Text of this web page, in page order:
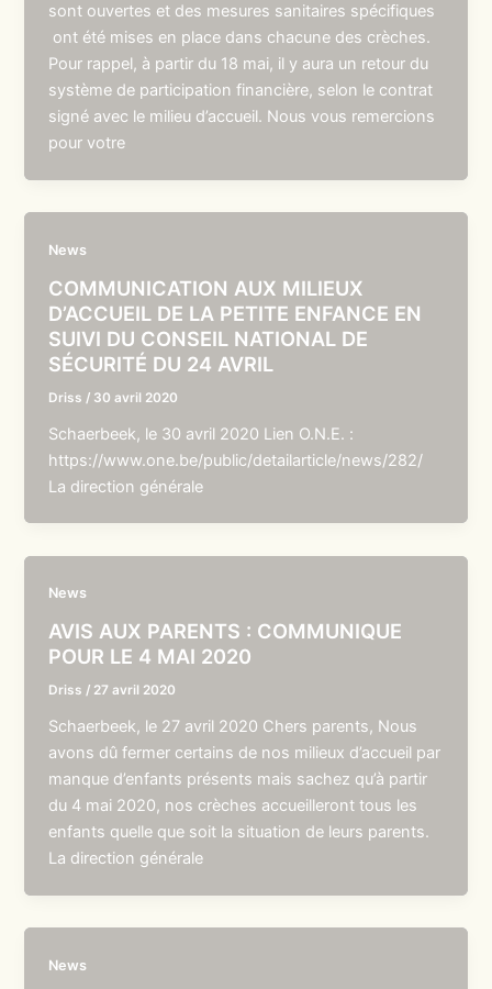
sont ouvertes et des mesures sanitaires spécifiques
ont été mises en place dans chacune des crèches.
Pour rappel, à partir du 18 mai, il y aura un retour du
système de participation financière, selon le contrat
signé avec le milieu d’accueil. Nous vous remercions
pour votre
News
COMMUNICATION AUX MILIEUX
D’ACCUEIL DE LA PETITE ENFANCE EN
SUIVI DU CONSEIL NATIONAL DE
SÉCURITÉ DU 24 AVRIL
Driss / 30 avril 2020
Schaerbeek, le 30 avril 2020 Lien O.N.E. :
https://www.one.be/public/detailarticle/news/282/
La direction générale
News
AVIS AUX PARENTS : COMMUNIQUE
POUR LE 4 MAI 2020
Driss / 27 avril 2020
Schaerbeek, le 27 avril 2020 Chers parents, Nous
avons dû fermer certains de nos milieux d’accueil par
manque d’enfants présents mais sachez qu’à partir
du 4 mai 2020, nos crèches accueilleront tous les
enfants quelle que soit la situation de leurs parents.
La direction générale
News